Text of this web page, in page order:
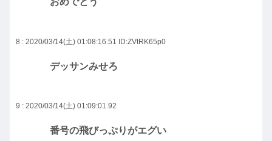
8 : 2020/03/14(土) 01:08:16.51 ID:ZVtRK65p0
デッサンみせろ
9 : 2020/03/14(土) 01:09:01.92
番号の飛びっぷりがエグい